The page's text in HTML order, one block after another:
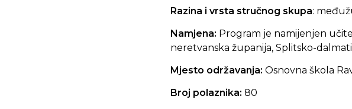
Razina i vrsta stručnog skupa:
Namjena: Program je namijenjen
neretvanska županija, Splitsko-
Mjesto održavanja: Osnovna škola
Broj polaznika: 80